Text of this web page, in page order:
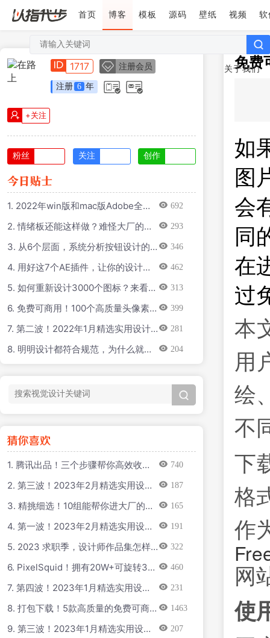
首页 博客 模板 源码 壁纸 视频
关于我们
1717 注册会员
注册 6 年
+关注
粉丝 关注 创作
1. 2022年win版和mac版Adobe全家
编辑等
692
2. 情绪板还能这样做？难怪大厂的设
293
3. 从6个层面，系统分析按钮设计的
346
4. 用好这7个AE插件，让你的设计效
462
5. 如何重新设计3000个图标？来看金
313
6. 免费可商用！100个高质量头像素
399
7. 第二波！2022年1月精选实用设计
281
8. 明明设计都符合规范，为什么就是
204
1. 腾讯出品！三个步骤帮你高效收集
740
2. 第三波！2023年2月精选实用设计
187
3. 精挑细选！10组能帮你进大厂的高
165
4. 第一波！2023年2月精选实用设计
191
5. 2023 求职季，设计师作品集怎样
322
6. PixelSquid！拥有20W+可旋转3D
460
7. 第四波！2023年1月精选实用设计
231
8. 打包下载！5款高质量的免费可商
1463
9. 第三波！2023年1月精选实用设计
207
免费
如
图
会
同
在
过
本
用
绘
不
下
格
作
网
使